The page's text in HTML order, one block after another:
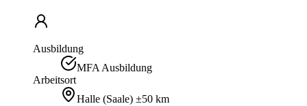
Ausbildung
MFA Ausbildung
Arbeitsort
Halle (Saale) ±50 km